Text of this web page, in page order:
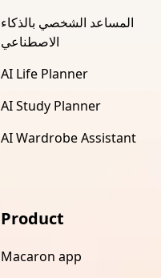
المساعد الشخصي بالذكاء
الاصطناعي
AI Life Planner
AI Study Planner
AI Wardrobe Assistant
Product
Macaron app